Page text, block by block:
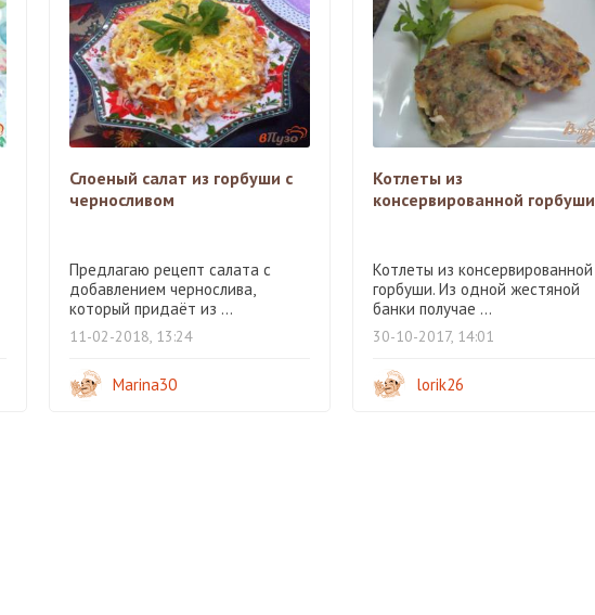
Слоеный салат из горбуши с
черносливом
Предлагаю рецепт салата с
добавлением чернослива,
который придаёт из ...
11-02-2018, 13:24
Marina30
Котлеты из
консервированной горбуши
Котлеты из консервированной
горбуши. Из одной жестяной
банки получае ...
30-10-2017, 14:01
lorik26